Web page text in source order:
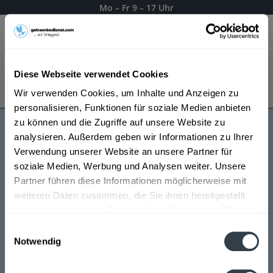
Diese Webseite verwendet Cookies
Wir verwenden Cookies, um Inhalte und Anzeigen zu
personalisieren, Funktionen für soziale Medien anbieten
zu können und die Zugriffe auf unsere Website zu
analysieren. Außerdem geben wir Informationen zu Ihrer
Verwendung unserer Website an unsere Partner für
soziale Medien, Werbung und Analysen weiter. Unsere
Partner führen diese Informationen möglicherweise mit
weiteren Daten zusammen, die Sie ihnen bereitgestellt
Notwendig
Mo – Fr 9 – 17 Uhr
Es gilt unsereDatenschutzerklärung
Lazy Dodo Rum